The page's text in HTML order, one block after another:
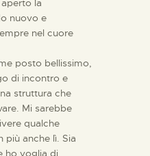
la
nuovo e
nel cuore
posto bellissimo,
di incontro e
struttura che
Mi sarebbe
qualche
più anche lì. Sia
ho voglia di